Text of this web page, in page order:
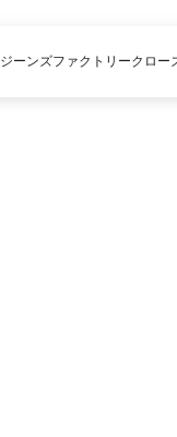
ジーンズファクトリークロー